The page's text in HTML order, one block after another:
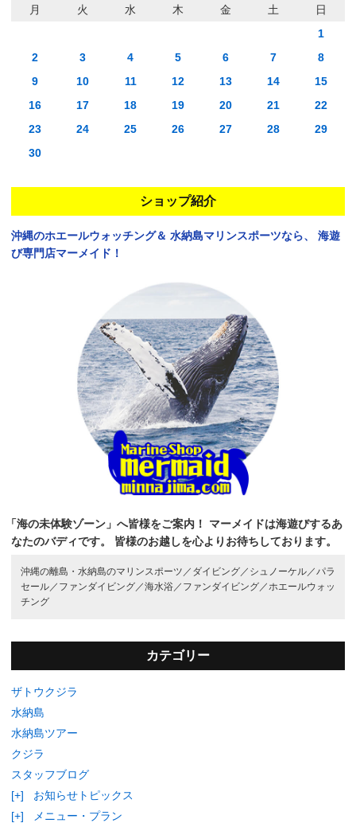
月 火 水 木 金 土
日
1
2
3 4 5 6 7
8
9
10 11 12 13 14
15
16
17 18 19 20 21
22
23
24 25 26 27 28
29
30
ショップ紹介
沖縄のホエールウォッチング＆ 水納島マリンスポーツなら、
海遊
び専門店マーメイド！
「海の未体験ゾーン」へ皆様をご案内！
マーメイドは海遊びするあ
なたのバディです。
皆様のお越しを心よりお待ちしております。
沖縄の離島・水納島のマリンスポーツ／ ダイビング／ シュノーケル／パラ
セール／ ファンダイビング／海水浴／ ファンダイビング／ホエールウォッ
チング
カテゴリー
ザトウクジラ
水納島
水納島ツアー
クジラ
スタッフブログ
[+]
お知らせトピックス
[+]
メニュー・プラン